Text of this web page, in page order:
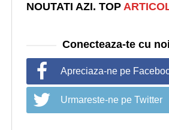
NOUTATI AZI. TOP
Conecteaza-te cu noi
Apreciaza-ne pe
Urmareste-ne pe Twitter